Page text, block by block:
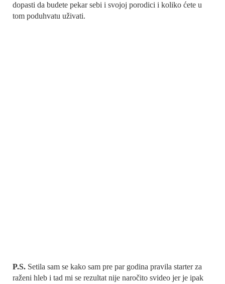
dopasti da budete pekar sebi i svojoj porodici i koliko ćete u
tom poduhvatu uživati.
P.S. Setila sam se kako sam pre par godina pravila starter za
raženi hleb i tad mi se rezultat nije naročito svideo jer je ipak